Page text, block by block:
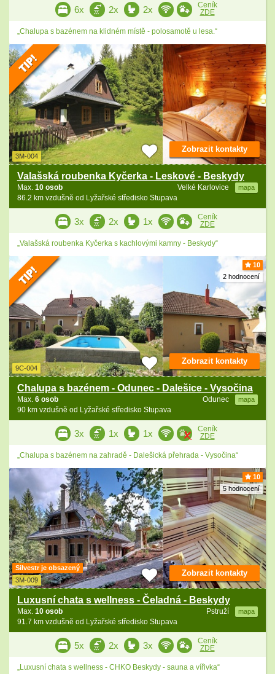
6x 2x 2x
Ceník
ZDE
„Chalupa s bazénem na klidném místě - polosamotě u lesa.“
3M-004
Valašská roubenka Kyčerka - Leskové - Beskydy
Velké Karlovice mapa
Max. 10 osob
86.2 km vzdušně od Lyžařské středisko Stupava
Zobrazit kontakty
3x 2x 1x
Ceník
ZDE
„Valašská roubenka Kyčerka s kachlovými kamny - Beskydy“
10
2 hodnocení
9C-004
Chalupa s bazénem - Odunec - Dalešice - Vysočina
Odunec mapa
Max. 6 osob
90 km vzdušně od Lyžařské středisko Stupava
Zobrazit kontakty
3x 1x 1x
Ceník
ZDE
„Chalupa s bazénem na zahradě - Dalešická přehrada - Vysočina“
10
5 hodnocení
Silvestr je obsazený
3M-009
Luxusní chata s wellness - Čeladná - Beskydy
Pstruží mapa
Max. 10 osob
91.7 km vzdušně od Lyžařské středisko Stupava
Zobrazit kontakty
5x 2x 3x
Ceník
ZDE
„Luxusní chata s wellness - CHKO Beskydy - sauna a vířivka“